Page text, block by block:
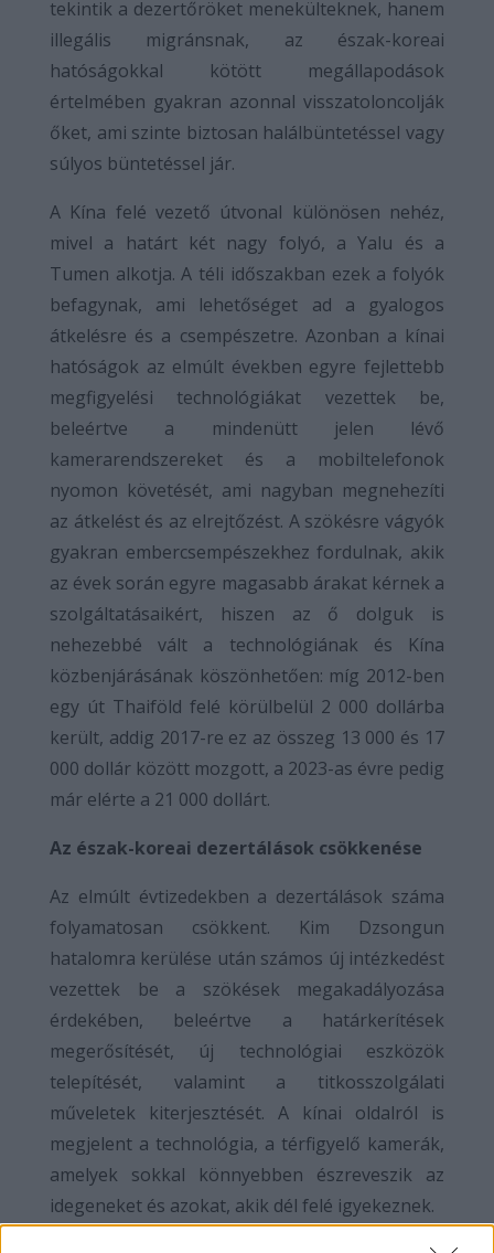
tekintik a dezertőröket menekülteknek, hanem
illegális migránsnak, az észak-koreai
hatóságokkal kötött megállapodások
értelmében gyakran azonnal visszatoloncolják
őket, ami szinte biztosan halálbüntetéssel vagy
súlyos büntetéssel jár.
A Kína felé vezető útvonal különösen nehéz,
mivel a határt két nagy folyó, a Yalu és a
Tumen alkotja. A téli időszakban ezek a folyók
befagynak, ami lehetőséget ad a gyalogos
átkelésre és a csempészetre. Azonban a kínai
hatóságok az elmúlt években egyre fejlettebb
megfigyelési technológiákat vezettek be,
beleértve a mindenütt jelen lévő
kamerarendszereket és a mobiltelefonok
nyomon követését, ami nagyban megnehezíti
az átkelést és az elrejtőzést. A szökésre vágyók
gyakran embercsempészekhez fordulnak, akik
az évek során egyre magasabb árakat kérnek a
szolgáltatásaikért, hiszen az ő dolguk is
nehezebbé vált a technológiának és Kína
közbenjárásának köszönhetően: míg 2012-ben
egy út Thaiföld felé körülbelül 2 000 dollárba
került, addig 2017-re ez az összeg 13 000 és 17
000 dollár között mozgott, a 2023-as évre pedig
már elérte a 21 000 dollárt.
Az észak-koreai dezertálások csökkenése
Az elmúlt évtizedekben a dezertálások száma
folyamatosan csökkent. Kim Dzsongun
hatalomra kerülése után számos új intézkedést
vezettek be a szökések megakadályozása
érdekében, beleértve a határkerítések
megerősítését, új technológiai eszközök
telepítését, valamint a titkosszolgálati
műveletek kiterjesztését. A kínai oldalról is
megjelent a technológia, a térfigyelő kamerák,
amelyek sokkal könnyebben észreveszik az
idegeneket és azokat, akik dél felé igyekeznek.